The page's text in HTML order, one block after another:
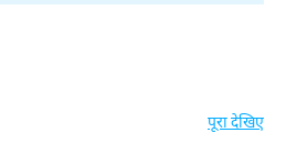
पूरा देखिए